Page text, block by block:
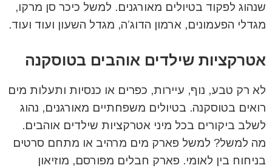
שנהוג לפקוד בטיולים מאורגנים. למשל כיכר סן מרקו,
מגדלי הפעמונים, ארמון הדוג’ה, מגדל השעון ועוד ועוד.
אטרקציות שילדים אוהבים בטוסקנה
לא רק טבע, נוף, עיירות, כפרים או כנסיות ותעלות מים
רואים בטוסקנה. בטיולים משפחתיים מאורגנים, נהוג
לשלב ביקורים בכל מיני אטרקציות שילדים אוהבים.
מה למשל? למשל פארק מים מרהיב או מתחם סרטים
בניחוח בין לאומי. פארק חבלים מפורסם, מוזיאון